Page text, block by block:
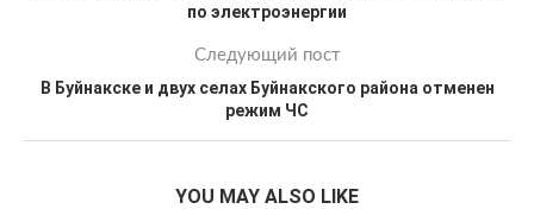
по электроэнергии
Следующий пост
В Буйнакске и двух селах Буйнакского района отменен
режим ЧС
YOU MAY ALSO LIKE